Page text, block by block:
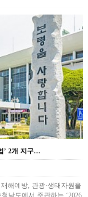
’ 2개 지구…
해예방, 관광·생태자원을
남도에서 주관하는 ‘2026